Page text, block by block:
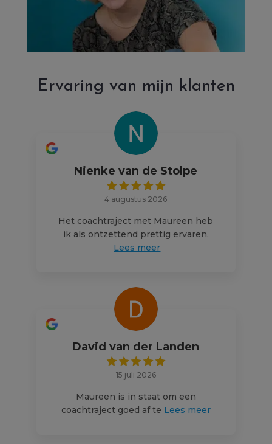
Ervaring van mijn klanten
Nienke van de Stolpe
4 augustus 2026
Het coachtraject met Maureen heb
ik als ontzettend prettig ervaren.
Lees meer
David van der Landen
15 juli 2026
Maureen is in staat om een
coachtraject goed af te Lees meer